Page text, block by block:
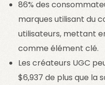
86% des
marques utilisant du
utilisateurs, mettant
comme élément clé.
Les créateurs UGC
$6,937 de plus que la